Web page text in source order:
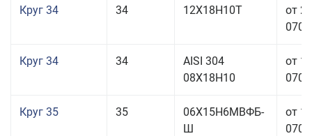
Круг 34 34 12Х18Н10Т
от
Круг 34 34
AISI 304
08Х18Н10
от
Круг 35 35
06Х15Н6МВФБ-
Ш
от